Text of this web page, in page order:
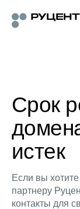
Срок
истек
Если вы
партнеру
контакты для